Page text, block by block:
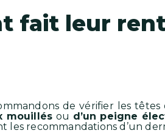
fait leur
de vérifier les têtes
mouillésou d’un peigne
les recommandations d’un